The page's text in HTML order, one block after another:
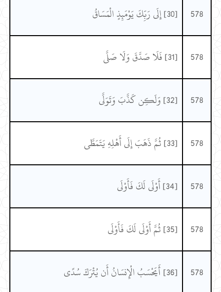
578 [30] إِلَى رَبِّكَ يَوْمَئِذٍ الْمَسَاقُ
578 [31] فَلَا صَدَّقَ وَلَا صَلَّى
578 [32] وَلَكِن كَذَّبَ وَتَوَلَّى
578 [33] ثُمَّ ذَهَبَ إِلَى أَهْلِهِ يَتَمَطَّى
578 [34] أَوْلَى لَكَ فَأَوْلَى
578 [35] ثُمَّ أَوْلَى لَكَ فَأَوْلَى
578 [36] أَيَحْسَبُ الْإِنسَانُ أَن يُتْرَكَ سُدًى